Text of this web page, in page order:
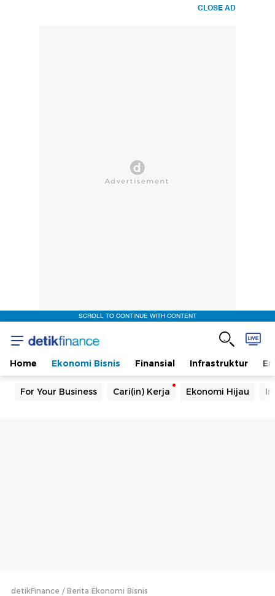
CLOSE AD
SCROLL TO CONTINUE WITH CONTENT
Home Ekonomi Bisnis Finansial Infrastruktur
For Your Business Cari(in) Kerja Ekonomi Hijau
detikFinance Berita Ekonomi Bisnis